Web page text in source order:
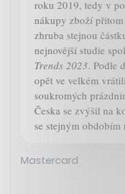
roku 2019, tedy v
nákupy zboží
zhruba stejnou
nejnovější studie
Trends 2023. Podle
opět ve velkém
soukromých
Česka se zvýšil na
se stejným obdobím
Mastercard